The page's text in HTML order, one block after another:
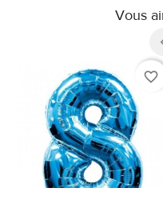
Vous
favorite_border